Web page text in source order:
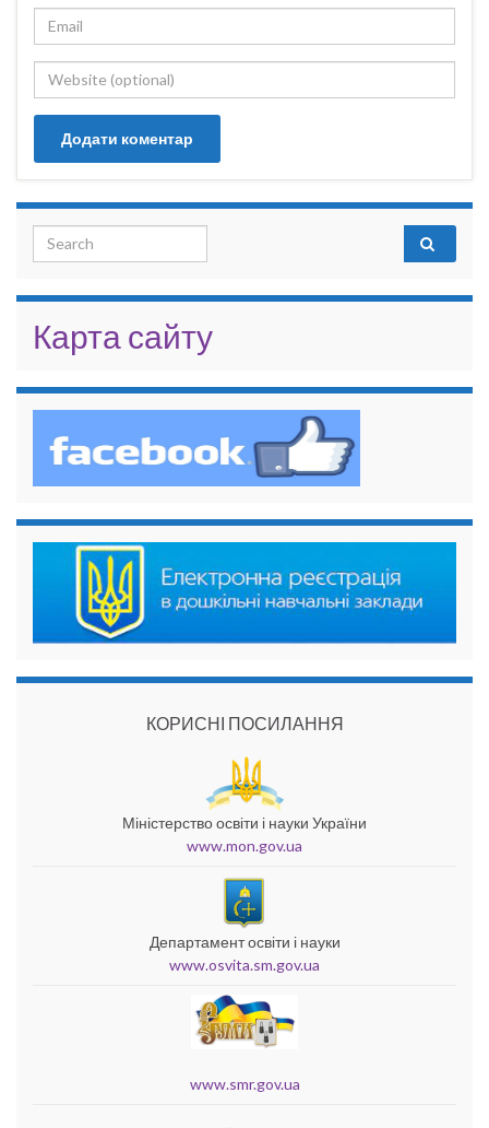
Search for:
Карта сайту
КОРИСНІ ПОСИЛАННЯ
Міністерство освіти і науки України
www.mon.gov.ua
Департамент освіти і науки
www.osvita.sm.gov.ua
www.smr.gov.ua